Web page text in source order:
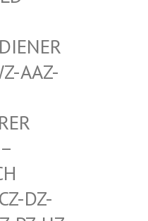
–
BB
ZU
ZZ-